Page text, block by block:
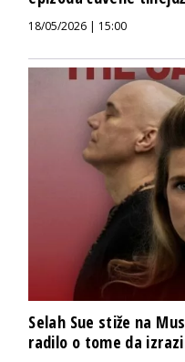
18/05/2026 | 15:00
Selah Sue stiže na
radilo o tome da